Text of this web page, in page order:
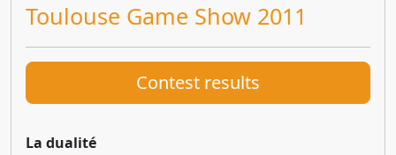
Toulouse Game Show 2011
La dualité
Contest results